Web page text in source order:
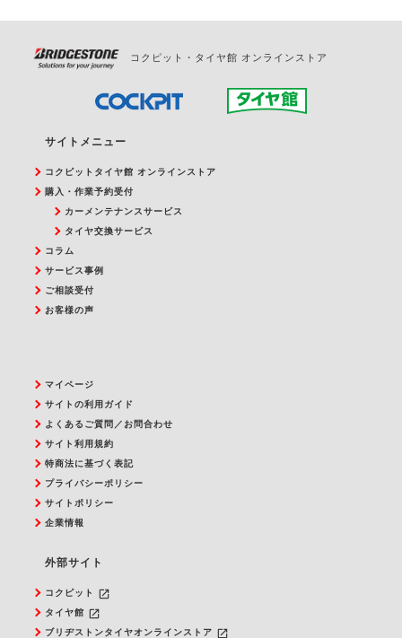
コクピット・タイヤ館 オンラインストア
サイトメニュー
コクピットタイヤ館 オンラインストア
購入・作業予約受付
カーメンテナンスサービス
タイヤ交換サービス
コラム
サービス事例
ご相談受付
お客様の声
マイページ
サイトの利用ガイド
よくあるご質問／お問合わせ
サイト利用規約
特商法に基づく表記
プライバシーポリシー
サイトポリシー
企業情報
外部サイト
コクピット launch
タイヤ館 launch
ブリヂストンタイヤオンラインストア launch